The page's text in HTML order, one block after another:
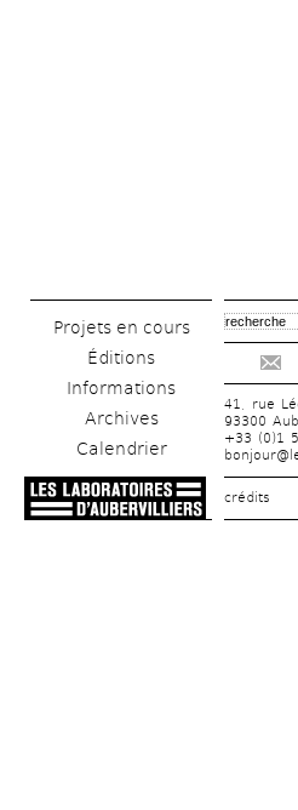
Projets en cours
Éditions
Informations
Archives
Calendrier
41, rue
93300
+33 (0)1
crédits